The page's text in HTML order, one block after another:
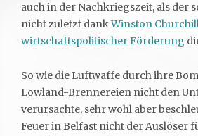
auch in der Nachkriegszeit, als der
nicht zuletzt dankWinston
wirtschaftspolitischer Förderung
So wie die Luftwaffe durch ihre
Lowland-Brennereien nicht den
verursachte, sehr wohl aber
Feuer in Belfast nicht der Auslöser